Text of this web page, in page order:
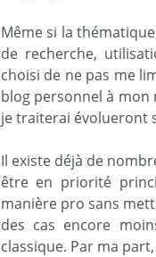
Même si la
de recherche,
choisi de ne pas me
blog personnel à mon
je traiterai évolueront
Il existe déjà de
être en priorité
manière pro sans
des cas encore
classique. Par ma